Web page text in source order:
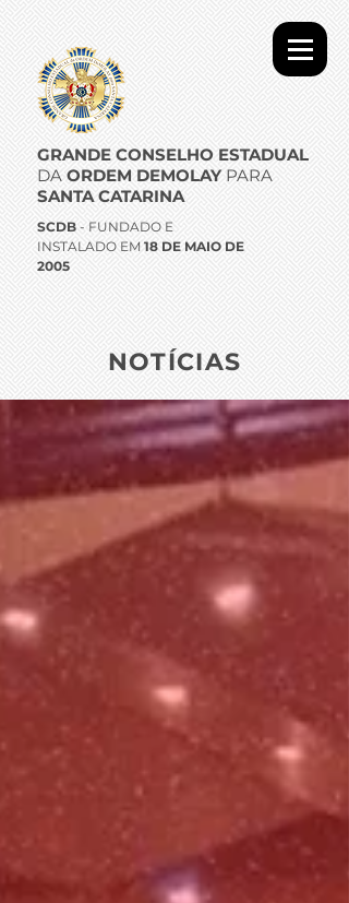
GRANDE CONSELHO ESTADUAL
DA ORDEM DEMOLAYPARA
SANTA CATARINA
SCDB - FUNDADO E
INSTALADO EM 18 DE MAIO DE
2005
NOTÍCIAS